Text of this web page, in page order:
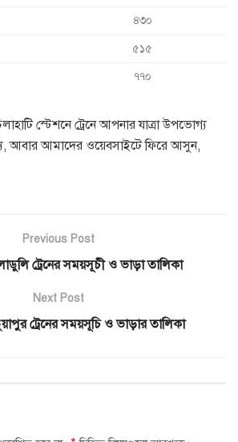
৪৩০
৫১৫
৭৭০
স্টেশনে ট্রেনে আপনার যাত্রা উপভোগ্য
আবার আমাদের ওয়েবসাইটে ফিরে আসুন,
Previous Post
ট্রেনের সময়সূচী ও ভাড়া তালিকা
Next Post
ট্রেনের সময়সূচি ও ভাড়ার তালিকা